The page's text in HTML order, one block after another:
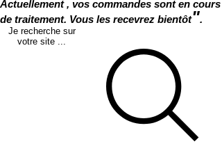
Actuellement , vos commandes sont en cours
de traitement. Vous les recevrez bientôt".
Je recherche sur
votre site ...